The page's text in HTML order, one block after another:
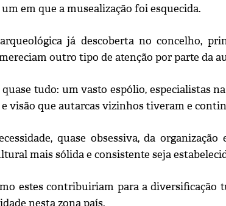
em que a musealização foi esquecida.
já descoberta no concelho,
outro tipo de atenção por parte da
tudo: um vasto espólio, especialistas
visão que autarcas vizinhos tiveram e
quase obsessiva, da
mais sólida e consistente seja
estes contribuiriam para a
nesta zona país.